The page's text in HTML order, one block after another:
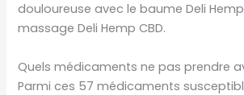
douloureuse avec le baume Deli Hemp
massage Deli Hemp CBD.
Quels médicaments ne pas prendre
Parmi ces 57 médicaments